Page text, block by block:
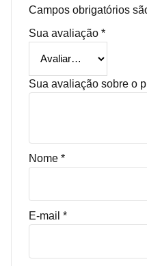
Campos obrigatórios
Sua avaliação *
Sua avaliação sobre o
Nome *
E-mail *